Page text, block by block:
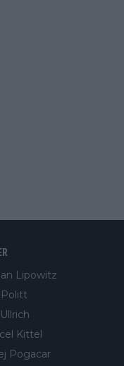
Lipowitz
Politt
Kittel
Pogacar